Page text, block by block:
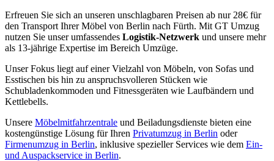
Erfreuen Sie sich an unseren unschlagbaren Preisen ab nur 28€ für
den Transport Ihrer Möbel von Berlin nach Fürth. Mit GT Umzug
nutzen Sie unser umfassendes Logistik-Netzwerk und unsere mehr
als 13-jährige Expertise im Bereich Umzüge.
Unser Fokus liegt auf einer Vielzahl von Möbeln, von Sofas und
Esstischen bis hin zu anspruchsvolleren Stücken wie
Schubladenkommoden und Fitnessgeräten wie Laufbändern und
Kettlebells.
Unsere Möbelmitfahrzentrale und Beiladungsdienste bieten eine
kostengünstige Lösung für Ihren Privatumzug in Berlin oder
Firmenumzug in Berlin, inklusive spezieller Services wie dem Ein-
und Auspackservice in Berlin.